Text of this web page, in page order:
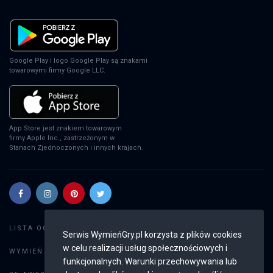
Serwis WymieńGry.pl korzysta z plików cookies
w celu realizacji usług społecznościowych i
funkcjonalnych. Warunki przechowywania lub
EA Sports FC 24
PS4
EA Sports FC 24
XSX
EA Sports FC 24
PS5
EA Sports FC 24
SWITCH
Google Play i logo Google Play są znakami
towarowymi firmy Google LLC.
App Store jest znakiem towarowym
firmy Apple Inc., zastrzeżonym w
Stanach Zjednoczonych i innych krajach.
LISTA OGŁOSZEŃ:
WYMIEŃ GRY: Dodaj ogłoszenie